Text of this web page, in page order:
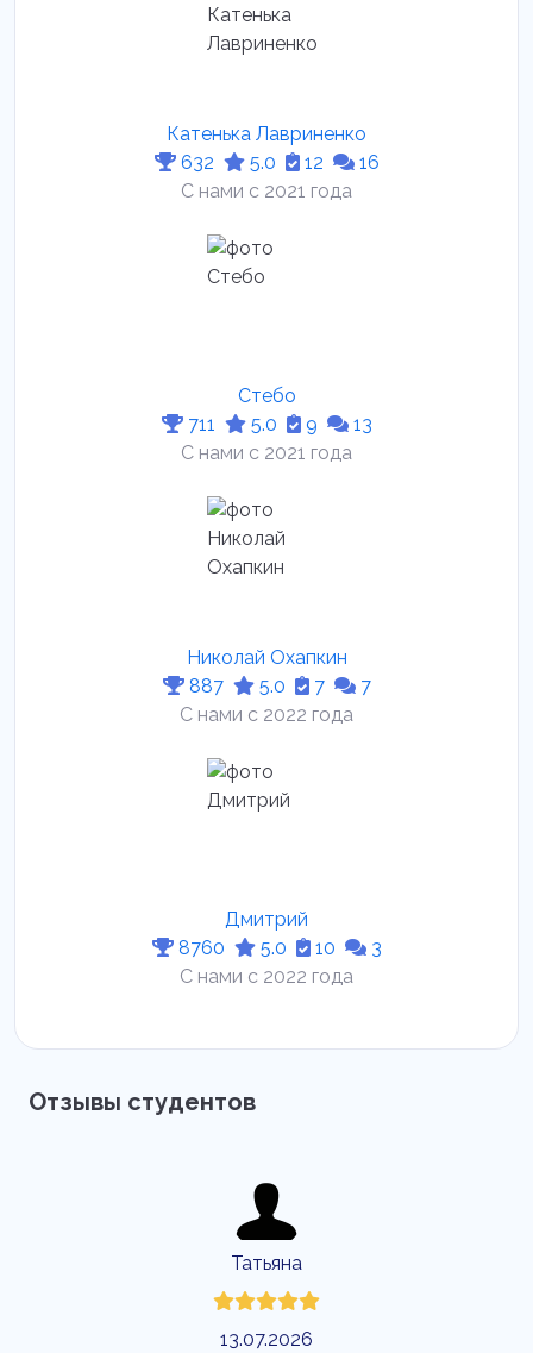
Катенька Лавриненко
632
5.0 12
16
С нами с 2021 года
Стебо
711
5.0 9
13
С нами с 2021 года
Николай Охапкин
887
5.0 7
7
С нами с 2022 года
Дмитрий
8760
5.0 10
3
С нами с 2022 года
Отзывы студентов
Татьяна
13.07.2026